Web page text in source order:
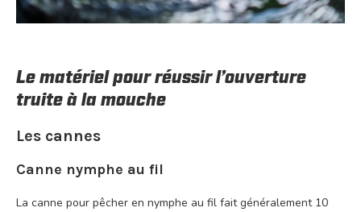
Le matériel pour réussir l’ouverture
truite à la mouche
Les cannes
Canne nymphe au fil
La canne pour pêcher en nymphe au fil fait généralement 10